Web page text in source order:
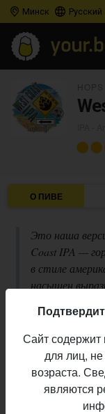
Минск Русский
О ПИВЕ
Это наша
Coast IPA —
в стиле
насыщен
сосновый
горчинка,
Описание
Пивоварня:
Сайт
для лиц,
возраста.
являются